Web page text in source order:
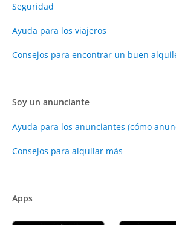
Seguridad
Ayuda para los viajeros
Consejos para encontrar un buen
Soy un anunciante
Ayuda para los anunciantes (cómo
Consejos para alquilar más
Apps